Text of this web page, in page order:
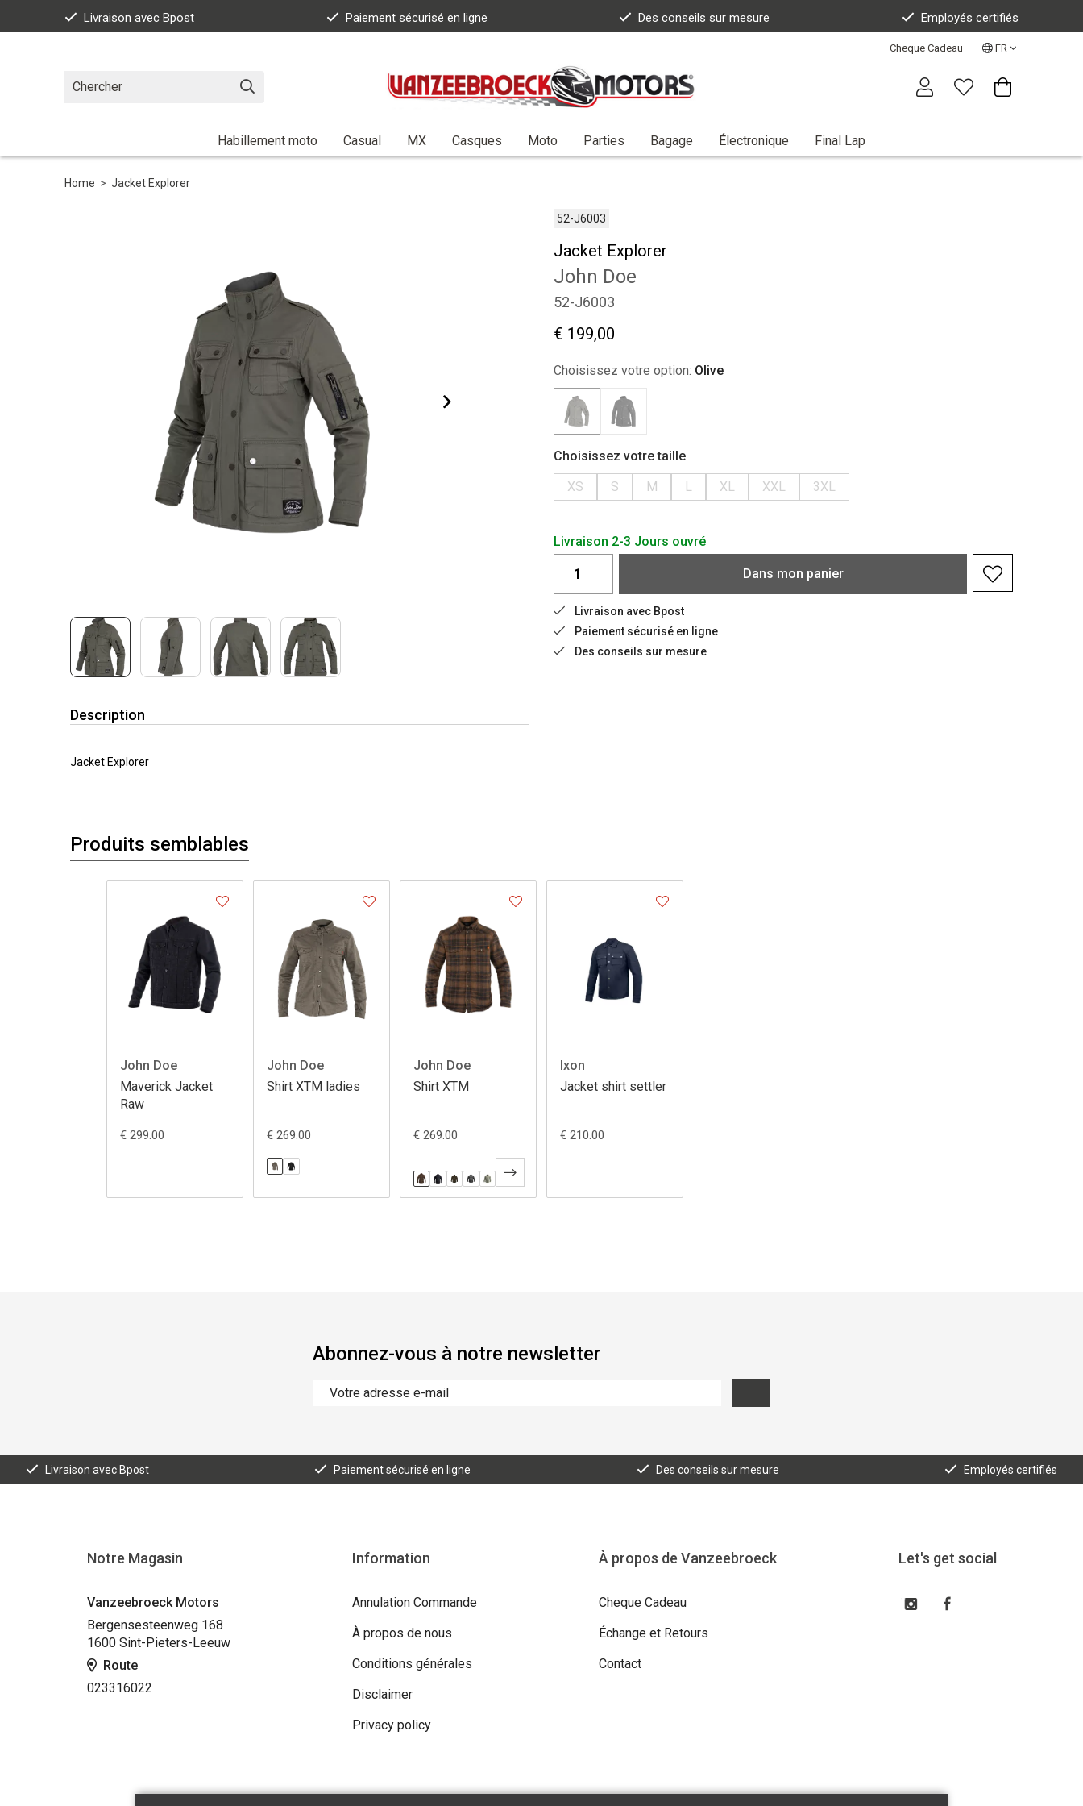
Livraison avec Bpost Paiement sécurisé en ligne Des conseils sur mesure Employés certifiés
Cheque Cadeau FR
Habillement moto Casual MX Casques Moto Parties Bagage Électronique Final Lap
Home > Jacket Explorer
52-J6003
Jacket Explorer
John Doe
52-J6003
€ 199,00
Choisissez votre option: Olive
Choisissez votre taille
XS
S M L XL XXL 3XL
Livraison 2-3 Jours ouvré
Dans mon panier
Livraison avec Bpost
Paiement sécurisé en ligne
Des conseils sur mesure
Description
Jacket Explorer
Produits semblables
John Doe
Maverick Jacket
Raw
€ 299.00
John Doe
Shirt XTM ladies
€ 269.00
John Doe
Shirt XTM
€ 269.00
Ixon
Jacket shirt settler
€ 210.00
Abonnez-vous à notre newsletter
Livraison avec Bpost Paiement sécurisé en ligne Des conseils sur mesure Employés certifiés
Notre Magasin
Vanzeebroeck Motors
Bergensesteenweg 168
1600 Sint-Pieters-Leeuw
Route
023316022
Information
Annulation Commande
À propos de nous
Conditions générales
Disclaimer
Privacy policy
À propos de Vanzeebroeck
Cheque Cadeau
Échange et Retours
Contact
Let's get social